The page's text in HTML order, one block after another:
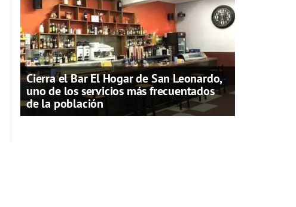
Cierra el Bar El Hogar de San Leonardo,
uno de los servicios más frecuentados
de la población